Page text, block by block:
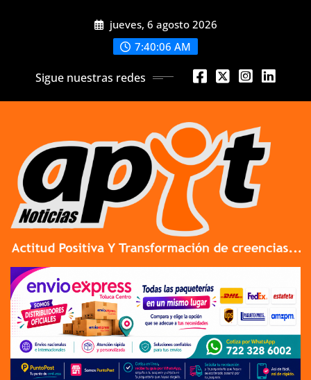
jueves, 6 agosto 2026
7:40:07 AM
Sigue nuestras redes